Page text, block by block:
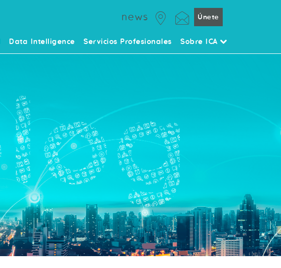
news Únete
Data Intelligence Servicios Profesionales Sobre ICA